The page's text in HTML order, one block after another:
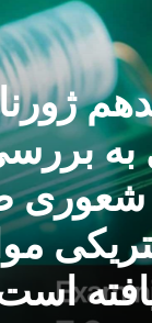
ثبت
به
شعوری